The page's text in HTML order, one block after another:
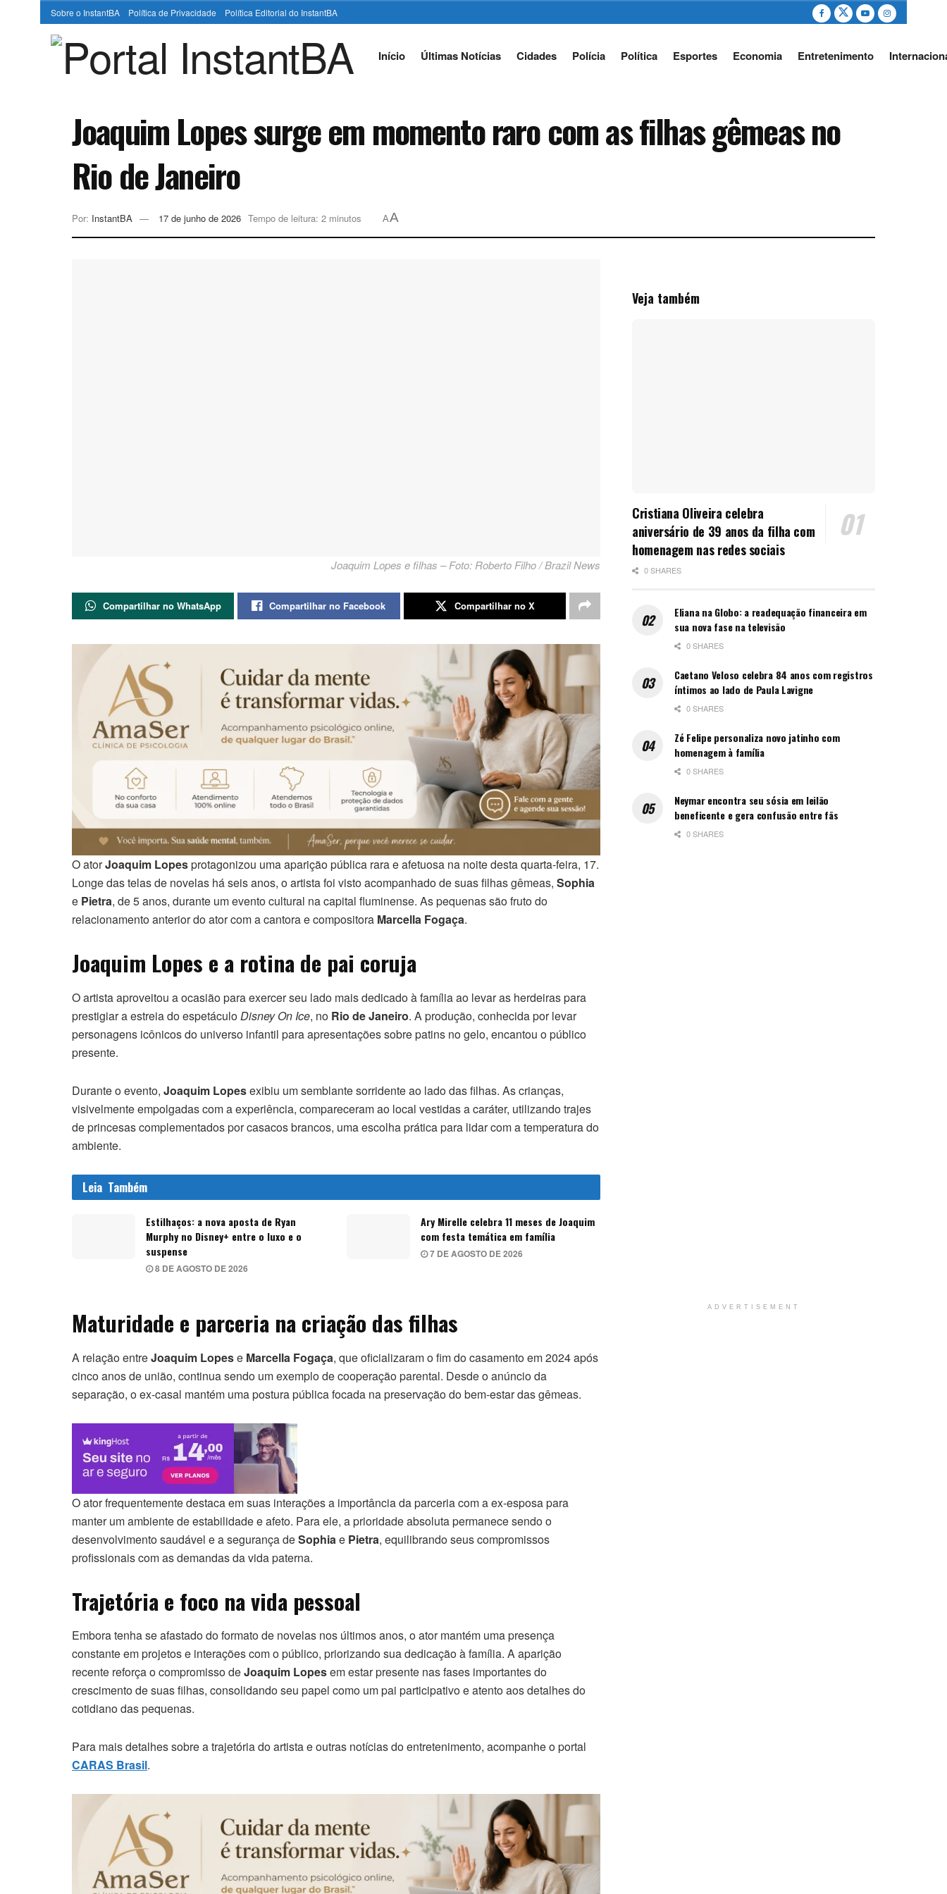
Sobre o InstantBA Política de Privacidade Política Editorial do InstantBA
Início Últimas Notícias Cidades Polícia Política Esportes Economia Entretenimento
Joaquim Lopes surge em momento raro com as filhas gêmeas no
Rio de Janeiro
Por: InstantBA 17 de junho de 2026 Tempo de leitura: 2 minutos AA
Joaquim Lopes e filhas – Foto: Roberto Filho / Brazil News
Compartilhar no WhatsApp Compartilhar no Facebook Compartilhar no X
O atorJoaquim Lopesprotagonizou uma aparição pública rara e afetuosa na noite desta quarta-feira, 17.
Longe das telas de novelas há seis anos, o artista foi visto acompanhado de suas filhas gêmeas, Sophia
e Pietra, de 5 anos, durante um evento cultural na capital fluminense. As pequenas são fruto do
relacionamento anterior do ator com a cantora e compositora Marcella Fogaça.
Joaquim Lopes e a rotina de pai coruja
O artista aproveitou a ocasião para exercer seu lado mais dedicado à família ao levar as herdeiras para
prestigiar a estreia do espetáculoDisney On Ice, no Rio de Janeiro. A produção, conhecida por levar
personagens icônicos do universo infantil para apresentações sobre patins no gelo, encantou o público
presente.
Durante o evento, Joaquim Lopesexibiu um semblante sorridente ao lado das filhas. As crianças,
visivelmente empolgadas com a experiência, compareceram ao local vestidas a caráter, utilizando trajes
de princesas complementados por casacos brancos, uma escolha prática para lidar com a temperatura do
ambiente.
Leia Também
Estilhaços: a nova aposta de Ryan
Murphy no Disney+ entre o luxo e o
suspense
8 DE AGOSTO DE 2026
Ary Mirelle celebra 11 meses de Joaquim
com festa temática em família
7 DE AGOSTO DE 2026
Maturidade e parceria na criação das filhas
A relação entreJoaquim Lopese Marcella Fogaça, que oficializaram o fim do casamento em 2024 após
cinco anos de união, continua sendo um exemplo de cooperação parental. Desde o anúncio da
separação, o ex-casal mantém uma postura pública focada na preservação do bem-estar das gêmeas.
O ator frequentemente destaca em suas interações a importância da parceria com a ex-esposa para
manter um ambiente de estabilidade e afeto. Para ele, a prioridade absoluta permanece sendo o
desenvolvimento saudável e a segurança deSophiae Pietra, equilibrando seus compromissos
profissionais com as demandas da vida paterna.
Trajetória e foco na vida pessoal
Embora tenha se afastado do formato de novelas nos últimos anos, o ator mantém uma presença
constante em projetos e interações com o público, priorizando sua dedicação à família. A aparição
recente reforça o compromisso deJoaquim Lopesem estar presente nas fases importantes do
crescimento de suas filhas, consolidando seu papel como um pai participativo e atento aos detalhes do
cotidiano das pequenas.
Para mais detalhes sobre a trajetória do artista e outras notícias do entretenimento, acompanhe o portal
CARAS Brasil.
Veja também
Cristiana Oliveira celebra
aniversário de 39 anos da filha com
homenagem nas redes sociais
0 SHARES
Eliana na Globo: a readequação financeira em
sua nova fase na televisão
0 SHARES
Caetano Veloso celebra 84 anos com registros
íntimos ao lado de Paula Lavigne
0 SHARES
Zé Felipe personaliza novo jatinho com
homenagem à família
0 SHARES
Neymar encontra seu sósia em leilão
beneficente e gera confusão entre fãs
0 SHARES
ADVERTISEMENT